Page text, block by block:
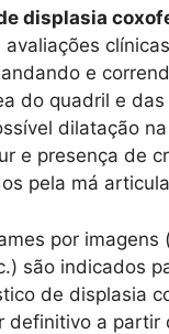
displasia
e
do quadril e das
dilatação
e presença de
pela má
por imagens
são indicados
de displasia
definitivo a partir